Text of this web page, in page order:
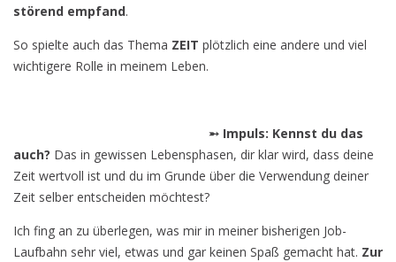
störend empfand.
So spielte auch das Thema ZEIT plötzlich eine andere und viel
wichtigere Rolle in meinem Leben.
➵ Impuls: Kennst du das
auch? Das in gewissen Lebensphasen, dir klar wird, dass deine
Zeit wertvoll ist und du im Grunde über die Verwendung deiner
Zeit selber entscheiden möchtest?
Ich fing an zu überlegen, was mir in meiner bisherigen Job-
Laufbahn sehr viel, etwas und gar keinen Spaß gemacht hat. Zur